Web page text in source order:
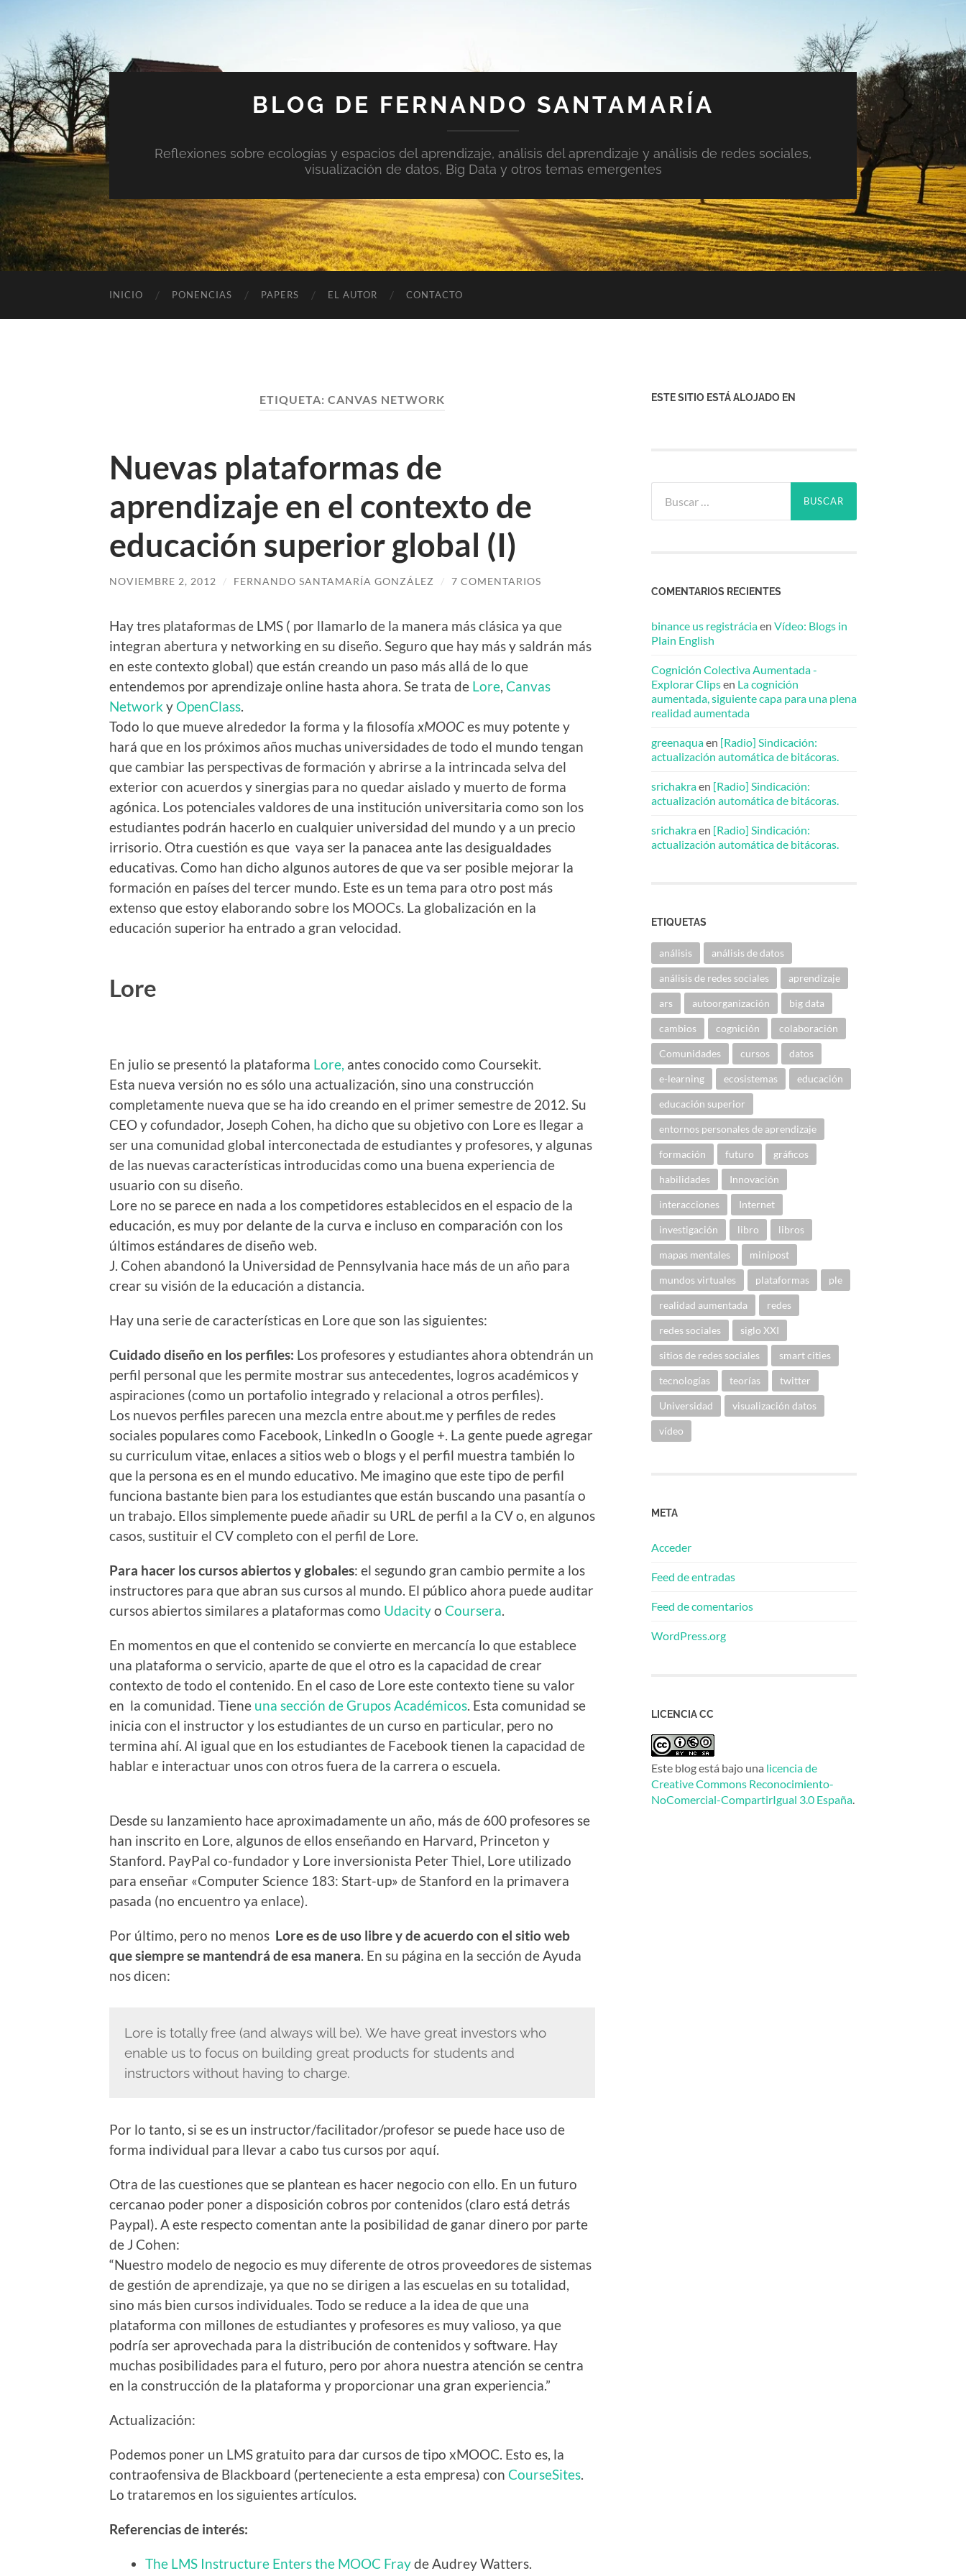
BLOG DE FERNANDO SANTAMARÍA
Reflexiones sobre ecologías y espacios del aprendizaje, análisis del aprendizaje y análisis de redes sociales,
visualización de datos, Big Data y otros temas emergentes
INICIO PONENCIAS PAPERS EL AUTOR CONTACTO
ETIQUETA: CANVAS NETWORK
Nuevas plataformas de
aprendizaje en el contexto de
educación superior global (I)
NOVIEMBRE 2, 2012 / FERNANDO SANTAMARÍA GONZÁLEZ / 7 COMENTARIOS
Hay tres plataformas de LMS ( por llamarlo de la manera más clásica ya que
integran abertura y networking en su diseño. Seguro que hay más y saldrán más
en este contexto global) que están creando un paso más allá de lo que
entendemos por aprendizaje online hasta ahora. Se trata de Lore, Canvas
Network y OpenClass.
Todo lo que mueve alrededor la forma y la filosofía xMOOCes muy potente y
hará que en los próximos años muchas universidades de todo el mundo tengan
que cambiar las perspectivas de formación y abrirse a la intrincada selva del
exterior con acuerdos y sinergias para no quedar aislado y muerto de forma
agónica. Los potenciales valdores de una institución universitaria como son los
estudiantes podrán hacerlo en cualquier universidad del mundo y a un precio
irrisorio. Otra cuestión es que vaya ser la panacea ante las desigualdades
educativas. Como han dicho algunos autores de que va ser posible mejorar la
formación en países del tercer mundo. Este es un tema para otro post más
extenso que estoy elaborando sobre los MOOCs. La globalización en la
educación superior ha entrado a gran velocidad.
Lore
En julio se presentó la plataforma Lore, antes conocido como Coursekit.
Esta nueva versión no es sólo una actualización, sino una construcción
completamente nueva que se ha ido creando en el primer semestre de 2012. Su
CEO y cofundador, Joseph Cohen, ha dicho que su objetivo con Lore es llegar a
ser una comunidad global interconectada de estudiantes y profesores, y algunas
de las nuevas características introducidas como una buena experiencia de
usuario con su diseño.
Lore no se parece en nada a los competidores establecidos en el espacio de la
educación, es muy por delante de la curva e incluso en comparación con los
últimos estándares de diseño web.
J. Cohen abandonó la Universidad de Pennsylvania hace más de un año para
crear su visión de la educación a distancia.
Hay una serie de características en Lore que son las siguientes:
Cuidado diseño en los perfiles: Los profesores y estudiantes ahora obtendrán un
perfil personal que les permite mostrar sus antecedentes, logros académicos y
aspiraciones (como un portafolio integrado y relacional a otros perfiles).
Los nuevos perfiles parecen una mezcla entre about.me y perfiles de redes
sociales populares como Facebook, LinkedIn o Google +. La gente puede agregar
su curriculum vitae, enlaces a sitios web o blogs y el perfil muestra también lo
que la persona es en el mundo educativo. Me imagino que este tipo de perfil
funciona bastante bien para los estudiantes que están buscando una pasantía o
un trabajo. Ellos simplemente puede añadir su URL de perfil a la CV o, en algunos
casos, sustituir el CV completo con el perfil de Lore.
Para hacer los cursos abiertos y globales: el segundo gran cambio permite a los
instructores para que abran sus cursos al mundo. El público ahora puede auditar
cursos abiertos similares a plataformas como Udacityo Coursera.
En momentos en que el contenido se convierte en mercancía lo que establece
una plataforma o servicio, aparte de que el otro es la capacidad de crear
contexto de todo el contenido. En el caso de Lore este contexto tiene su valor
en la comunidad. Tiene una sección de Grupos Académicos. Esta comunidad se
inicia con el instructor y los estudiantes de un curso en particular, pero no
termina ahí. Al igual que en los estudiantes de Facebook tienen la capacidad de
hablar e interactuar unos con otros fuera de la carrera o escuela.
Desde su lanzamiento hace aproximadamente un año, más de 600 profesores se
han inscrito en Lore, algunos de ellos enseñando en Harvard, Princeton y
Stanford. PayPal co-fundador y Lore inversionista Peter Thiel, Lore utilizado
para enseñar «Computer Science 183: Start-up» de Stanford en la primavera
pasada (no encuentro ya enlace).
Por último, pero no menos Lore es de uso libre y de acuerdo con el sitio web
que siempre se mantendrá de esa manera. En su página en la sección de Ayuda
nos dicen:
Lore is totally free (and always will be). We have great investors who
enable us to focus on building great products for students and
instructors without having to charge.
Por lo tanto, si se es un instructor/facilitador/profesor se puede hace uso de
forma individual para llevar a cabo tus cursos por aquí.
Otra de las cuestiones que se plantean es hacer negocio con ello. En un futuro
cercanao poder poner a disposición cobros por contenidos (claro está detrás
Paypal). A este respecto comentan ante la posibilidad de ganar dinero por parte
de J Cohen:
“Nuestro modelo de negocio es muy diferente de otros proveedores de sistemas
de gestión de aprendizaje, ya que no se dirigen a las escuelas en su totalidad,
sino más bien cursos individuales. Todo se reduce a la idea de que una
plataforma con millones de estudiantes y profesores es muy valioso, ya que
podría ser aprovechada para la distribución de contenidos y software. Hay
muchas posibilidades para el futuro, pero por ahora nuestra atención se centra
en la construcción de la plataforma y proporcionar una gran experiencia.”
Actualización:
Podemos poner un LMS gratuito para dar cursos de tipo xMOOC. Esto es, la
contraofensiva de Blackboard (perteneciente a esta empresa) con CourseSites.
Lo trataremos en los siguientes artículos.
Referencias de interés:
The LMS Instructure Enters the MOOC Frayde Audrey Watters.
ESTE SITIO ESTÁ ALOJADO EN
COMENTARIOS RECIENTES
binance us registráciaen Vídeo: Blogs in
Plain English
Cognición Colectiva Aumentada -
Explorar Clipsen La cognición
aumentada, siguiente capa para una plena
realidad aumentada
greenaquaen [Radio] Sindicación:
actualización automática de bitácoras.
srichakraen [Radio] Sindicación:
actualización automática de bitácoras.
srichakraen [Radio] Sindicación:
actualización automática de bitácoras.
ETIQUETAS
análisis análisis de datos
análisis de redes sociales aprendizaje
ars autoorganización big data
cambios cognición colaboración
Comunidades cursos datos
e-learning ecosistemas educación
educación superior
entornos personales de aprendizaje
formación futuro gráficos
habilidades Innovación
interacciones Internet
investigación libro libros
mapas mentales minipost
mundos virtuales plataformas ple
realidad aumentada redes
redes sociales siglo XXI
sitios de redes sociales smart cities
tecnologías teorías twitter
Universidad visualización datos
vídeo
META
Acceder
Feed de entradas
Feed de comentarios
WordPress.org
LICENCIA CC
Este blog está bajo una licencia de
Creative Commons Reconocimiento-
NoComercial-CompartirIgual 3.0 España.